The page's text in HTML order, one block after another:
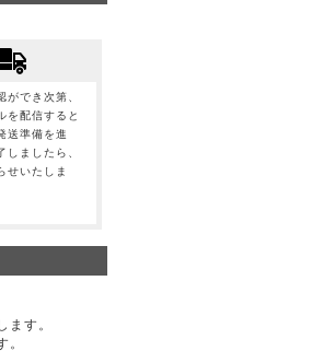
ができ次第、
を配信すると
送準備を進
しましたら、
せいたしま
ます。
。